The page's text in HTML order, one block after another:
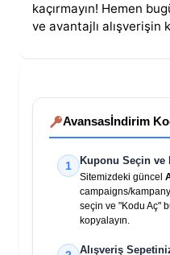
kaçırmayın! Hemen
ve avantajlı alışverişin
Avansasİndirim
1 Kuponu Seçin ve
Sitemizdeki güncel
campaigns/
seçin ve "Kodu Aç"
kopyalayın.
Alışveriş